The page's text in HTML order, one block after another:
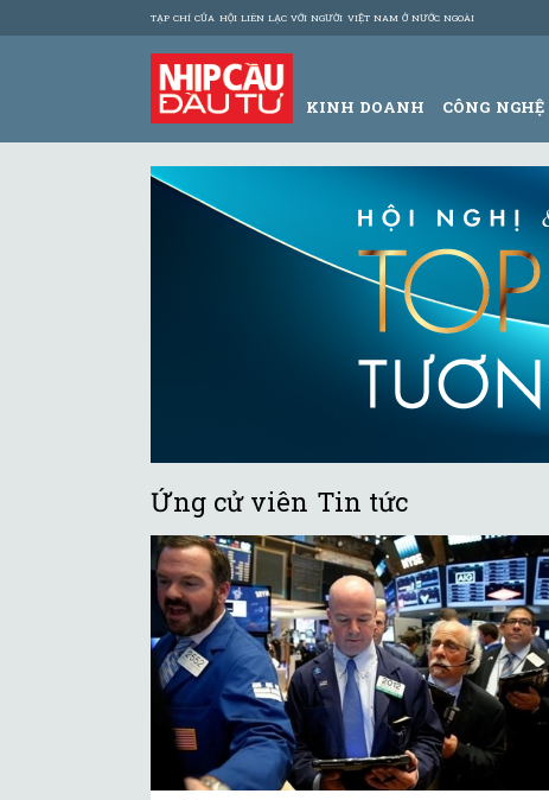
TẠP CHÍ CỦA HỘI LIÊN LẠC VỚI NGƯỜI VIỆT NAM Ở NƯỚC NGOÀI
KINH DOANH CÔNG NGHỆ
Ứng cử viên Tin tức